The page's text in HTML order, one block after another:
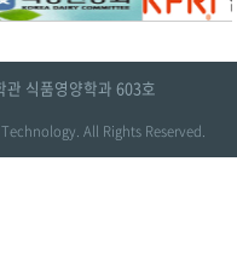
관 식품영양학과 603호
All Rights Reserved.